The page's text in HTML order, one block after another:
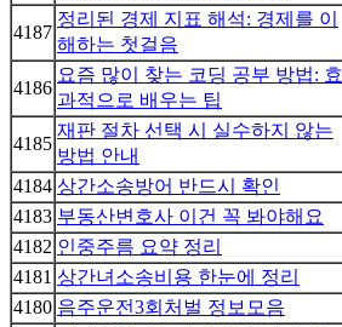
4187
정리된 경제 지표 해석: 경제를 이
해하는 첫걸음
4186
요즘 많이 찾는 코딩 공부 방법: 효
과적으로 배우는 팁
4185
재판 절차 선택 시 실수하지 않는
방법 안내
4184 상간소송방어 반드시 확인
4183 부동산변호사 이건 꼭 봐야해요
4182 인중주름 요약 정리
4181 상간녀소송비용 한눈에 정리
4180 음주운전3회처벌 정보모음